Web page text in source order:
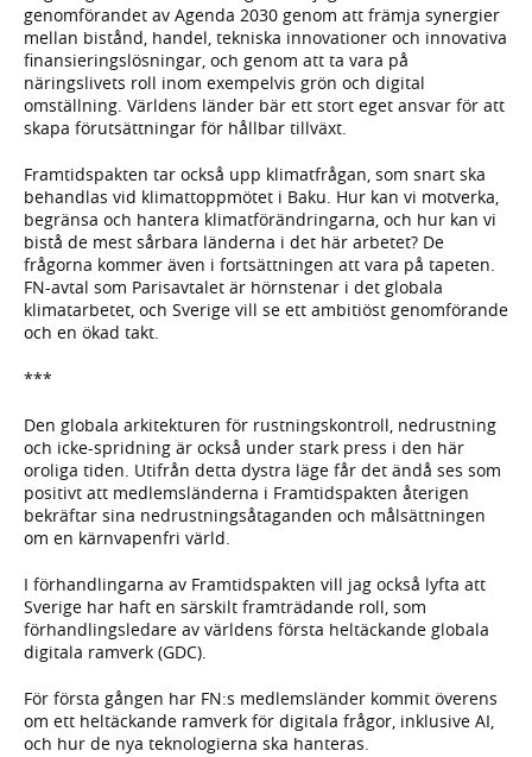
genomförandet av Agenda 2030 genom att främja synergier
mellan bistånd, handel, tekniska innovationer och innovativa
finansieringslösningar, och genom att ta vara på
näringslivets roll inom exempelvis grön och digital
omställning. Världens länder bär ett stort eget ansvar för att
skapa förutsättningar för hållbar tillväxt.
Framtidspakten tar också upp klimatfrågan, som snart ska
behandlas vid klimattoppmötet i Baku. Hur kan vi motverka,
begränsa och hantera klimatförändringarna, och hur kan vi
bistå de mest sårbara länderna i det här arbetet? De
frågorna kommer även i fortsättningen att vara på tapeten.
FN-avtal som Parisavtalet är hörnstenar i det globala
klimatarbetet, och Sverige vill se ett ambitiöst genomförande
och en ökad takt.
***
Den globala arkitekturen för rustningskontroll, nedrustning
och icke-spridning är också under stark press i den här
oroliga tiden. Utifrån detta dystra läge får det ändå ses som
positivt att medlemsländerna i Framtidspakten återigen
bekräftar sina nedrustningsåtaganden och målsättningen
om en kärnvapenfri värld.
I förhandlingarna av Framtidspakten vill jag också lyfta att
Sverige har haft en särskilt framträdande roll, som
förhandlingsledare av världens första heltäckande globala
digitala ramverk (GDC).
För första gången har FN:s medlemsländer kommit överens
om ett heltäckande ramverk för digitala frågor, inklusive AI,
och hur de nya teknologierna ska hanteras.